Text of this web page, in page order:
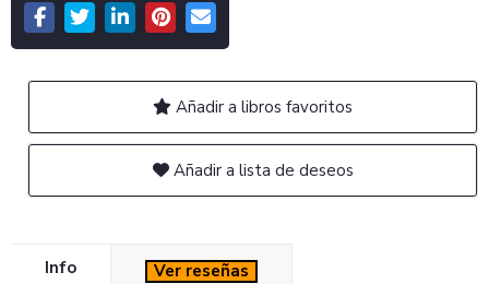
Añadir a libros favoritos
Añadir a lista de deseos
Info Ver reseñas